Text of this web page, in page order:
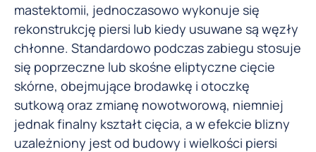
mastektomii, jednoczasowo wykonuje się
rekonstrukcję piersi lub kiedy usuwane są węzły
chłonne. Standardowo podczas zabiegu stosuje
się poprzeczne lub skośne eliptyczne cięcie
skórne, obejmujące brodawkę i otoczkę
sutkową oraz zmianę nowotworową, niemniej
jednak finalny kształt cięcia, a w efekcie blizny
uzależniony jest od budowy i wielkości piersi